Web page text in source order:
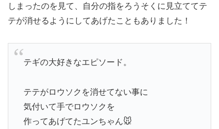
しまったのを見て、自分の指をろうそくに見立ててテ
テが消せるようにしてあげたこともありました！
テギの大好きなエピソード。
テテがロウソクを消せてない事に
気付いて手でロウソクを
作ってあげてたユンちゃん🐭